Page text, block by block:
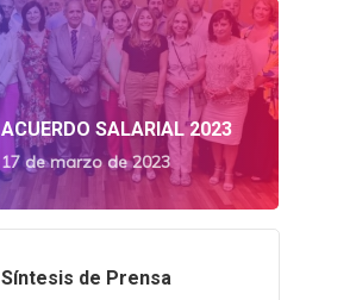
ACUERDO SALARIAL 2023
17 de marzo de 2023
Síntesis de Prensa